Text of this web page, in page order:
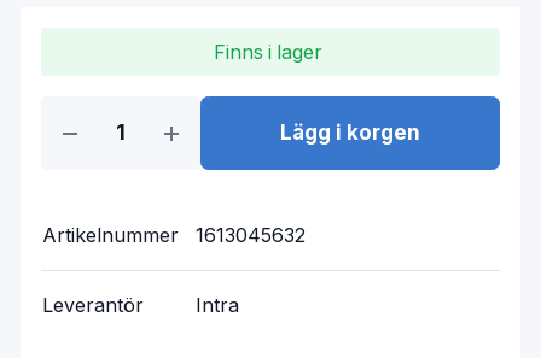
Finns i lager
Lägg i korgen
Artikelnummer 1613045632
Leverantör Intra